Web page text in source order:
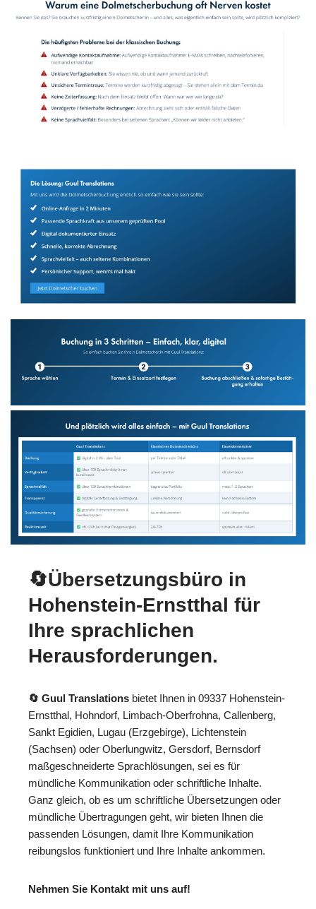
🔄Übersetzungsbüro in
Hohenstein-Ernstthal für
Ihre sprachlichen
Herausforderungen.
🔄 Guul Translations bietet Ihnen in 09337 Hohenstein-
Ernstthal, Hohndorf, Limbach-Oberfrohna, Callenberg,
Sankt Egidien, Lugau (Erzgebirge), Lichtenstein
(Sachsen) oder Oberlungwitz, Gersdorf, Bernsdorf
maßgeschneiderte Sprachlösungen, sei es für
mündliche Kommunikation oder schriftliche Inhalte.
Ganz gleich, ob es um schriftliche Übersetzungen oder
mündliche Übertragungen geht, wir bieten Ihnen die
passenden Lösungen, damit Ihre Kommunikation
reibungslos funktioniert und Ihre Inhalte ankommen.
Nehmen Sie Kontakt mit uns auf!